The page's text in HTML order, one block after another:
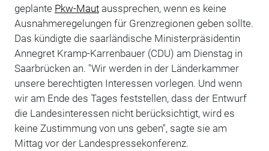
geplante Pkw-Mautaussprechen, wenn es keine
Ausnahmeregelungen für Grenzregionen geben sollte.
Das kündigte die saarländische Ministerpräsidentin
Annegret Kramp-Karrenbauer (CDU) am Dienstag in
Saarbrücken an. "Wir werden in der Länderkammer
unsere berechtigten Interessen vorlegen. Und wenn
wir am Ende des Tages feststellen, dass der Entwurf
die Landesinteressen nicht berücksichtigt, wird es
keine Zustimmung von uns geben", sagte sie am
Mittag vor der Landespressekonferenz.